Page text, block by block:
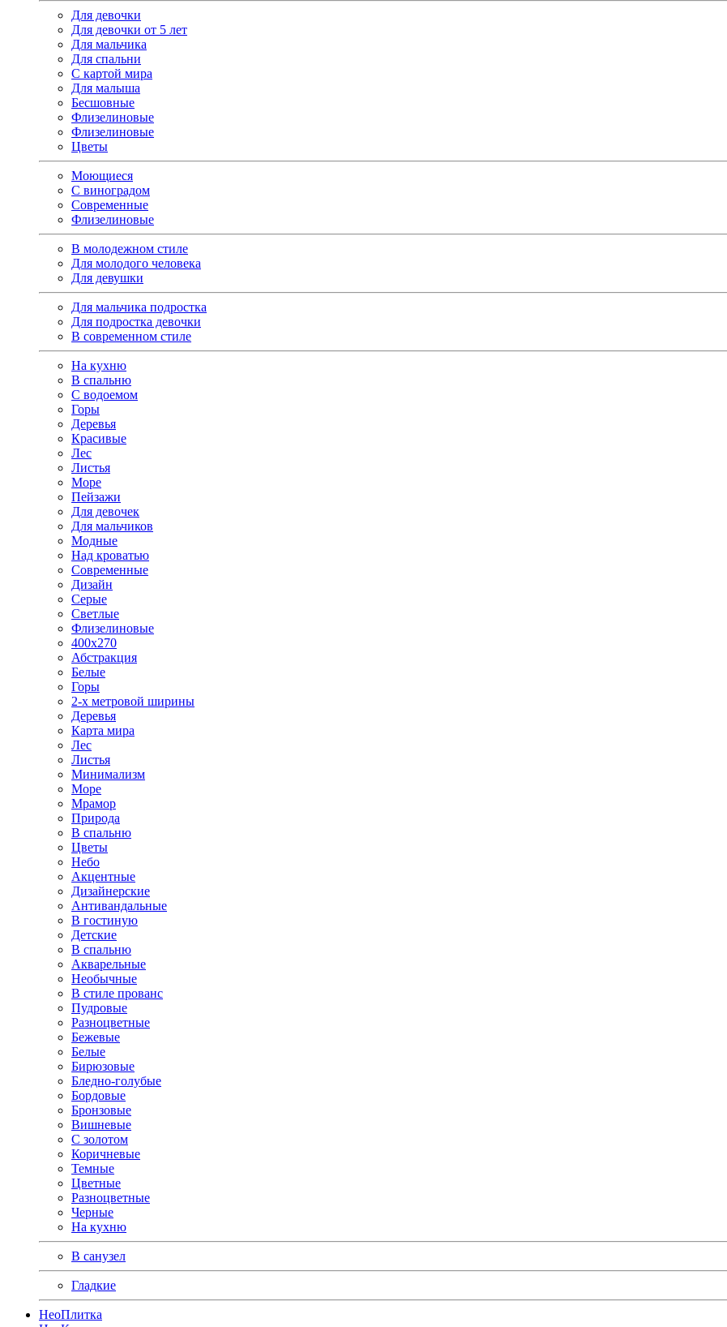
Для девочки
Для девочки от 5 лет
Для мальчика
Для спальни
С картой мира
Для малыша
Бесшовные
Флизелиновые
Флизелиновые
Цветы
Моющиеся
С виноградом
Современные
Флизелиновые
В молодежном стиле
Для молодого человека
Для девушки
Для мальчика подростка
Для подростка девочки
В современном стиле
На кухню
В спальню
С водоемом
Горы
Деревья
Красивые
Лес
Листья
Море
Пейзажи
Для девочек
Для мальчиков
Модные
Над кроватью
Современные
Дизайн
Серые
Светлые
Флизелиновые
400х270
Абстракция
Белые
Горы
2-х метровой ширины
Деревья
Карта мира
Лес
Листья
Минимализм
Море
Мрамор
Природа
В спальню
Цветы
Небо
Акцентные
Дизайнерские
Антивандальные
В гостиную
Детские
В спальню
Акварельные
Необычные
В стиле прованс
Пудровые
Разноцветные
Бежевые
Белые
Бирюзовые
Бледно-голубые
Бордовые
Бронзовые
Вишневые
С золотом
Коричневые
Темные
Цветные
Разноцветные
Черные
На кухню
В санузел
Гладкие
НеоПлитка